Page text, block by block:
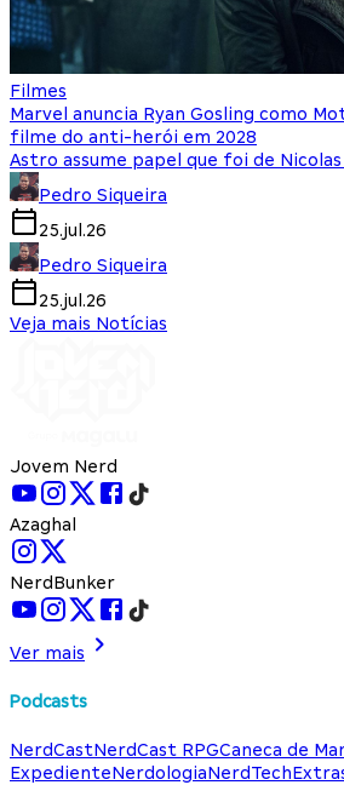
Filmes
Marvel anuncia Ryan Gosling como
filme do anti-herói em 2028
Astro assume papel que foi de Nicolas
Pedro Siqueira
25.jul.26
Pedro Siqueira
25.jul.26
Veja mais Notícias
Jovem Nerd
Azaghal
NerdBunker
Ver mais
Podcasts
NerdCastNerdCast RPGCaneca de
ExpedienteNerdologiaNerdTech